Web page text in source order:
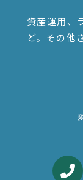
資産運用、
ど。 その他